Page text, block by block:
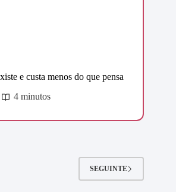
e custa menos do que pensa
4 minutos
SEGUINTE